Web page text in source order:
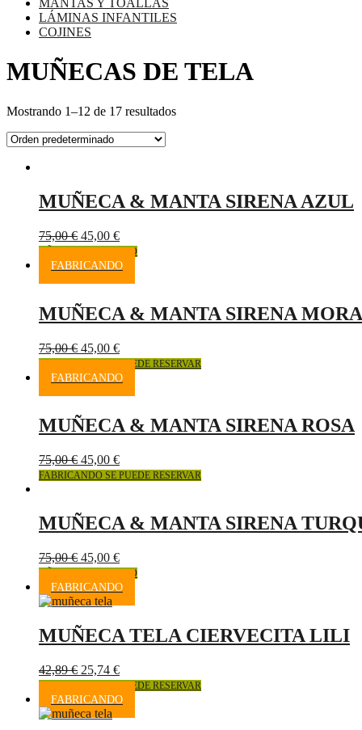
MANTAS Y TOALLAS
LÁMINAS INFANTILES
COJINES
MUÑECAS DE TELA
Mostrando 1–12 de 17 resultados
MUÑECA & MANTA SIRENA AZUL
75,00€ 45,00 €
AÑADIR AL CARRITO
FABRICANDO
MUÑECA & MANTA SIRENA
75,00€ 45,00 €
FABRICANDO SE PUEDE RESERVAR
FABRICANDO
MUÑECA & MANTA SIRENA ROSA
75,00€ 45,00 €
FABRICANDO SE PUEDE RESERVAR
MUÑECA & MANTA SIRENA
75,00€ 45,00 €
AÑADIR AL CARRITO
FABRICANDO
MUÑECA TELA CIERVECITA LILI
42,89€ 25,74 €
FABRICANDO SE PUEDE RESERVAR
FABRICANDO